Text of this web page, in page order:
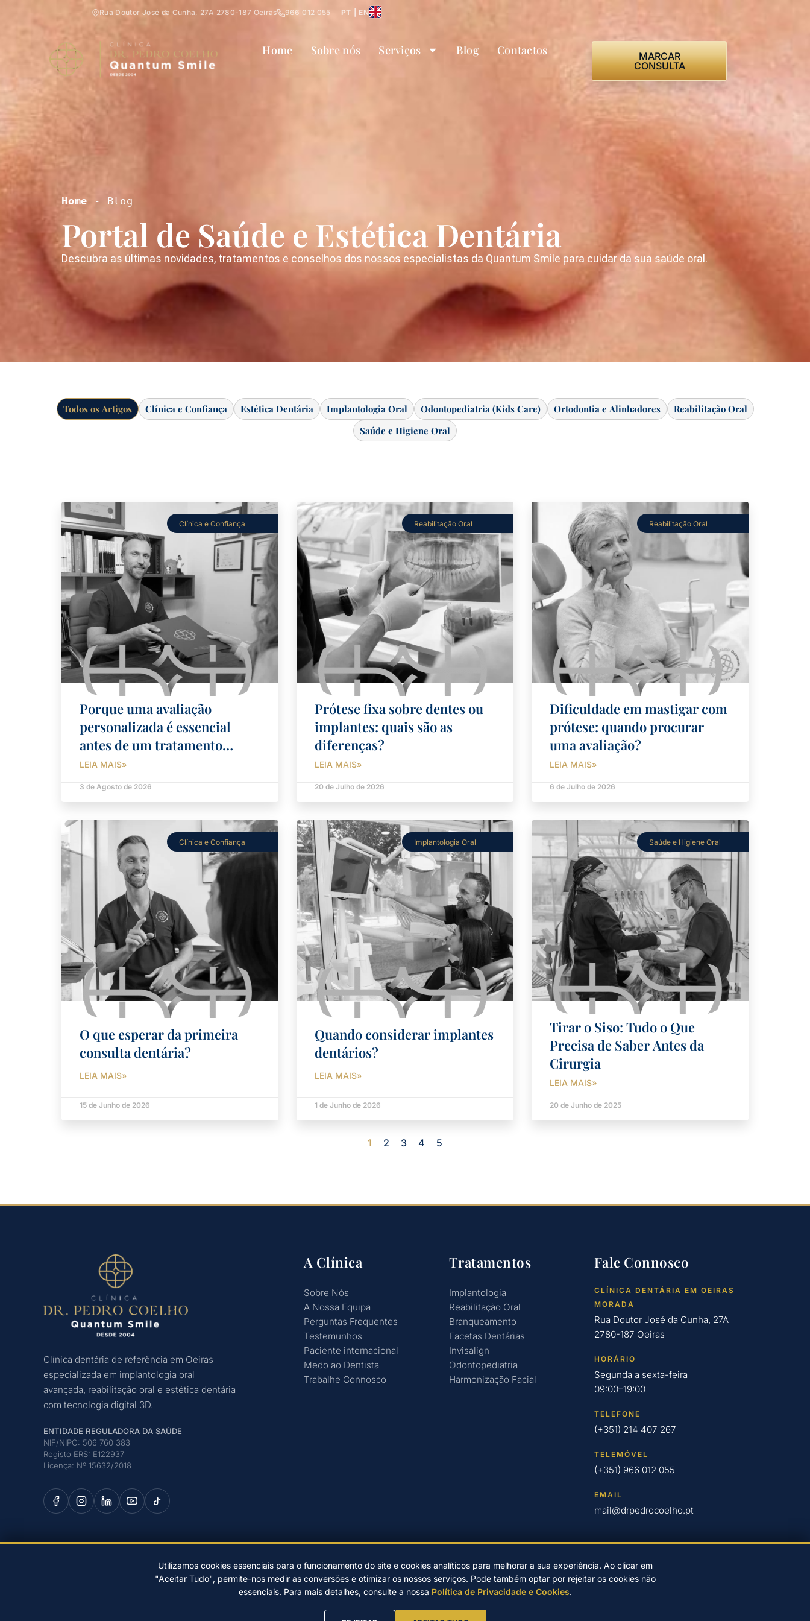
Rua Doutor José da Cunha, 27A 2780-187 Oeiras 966 012 055 PT | EN
Home Sobre nós Serviços Blog Contactos
MARCAR
CONSULTA
Home - Blog
Portal de Saúde e Estética Dentária
Descubra as últimas novidades, tratamentos e conselhos dos nossos especialistas da Quantum Smile para cuidar da sua saúde oral.
Clínica e Confiança Estética Dentária Implantologia Oral Odontopediatria (Kids Care) Ortodontia e Alinhadores
Reabilitação Oral
Saúde e Higiene Oral
Todos os Artigos
Clínica e Confiança
Porque uma avaliação
personalizada é essencial
antes de um tratamento
dentário complexo?
LEIA MAIS»
3 de Agosto de 2026
Reabilitação Oral
Prótese fixa sobre dentes ou
implantes: quais são as
diferenças?
LEIA MAIS»
20 de Julho de 2026
Reabilitação Oral
Dificuldade em mastigar com
prótese: quando procurar
uma avaliação?
LEIA MAIS»
6 de Julho de 2026
Clínica e Confiança
O que esperar da primeira
consulta dentária?
LEIA MAIS»
15 de Junho de 2026
Implantologia Oral
Quando considerar implantes
dentários?
LEIA MAIS»
1 de Junho de 2026
Saúde e Higiene Oral
Tirar o Siso: Tudo o Que
Precisa de Saber Antes da
Cirurgia
LEIA MAIS»
20 de Junho de 2025
1 2 3 4 5
Clínica dentária de referência em Oeiras
especializada em implantologia oral
avançada, reabilitação oral e estética dentária
com tecnologia digital 3D.
ENTIDADE REGULADORA DA SAÚDE
NIF/NIPC: 506 760 383
Registo ERS: E122937
Licença: Nº 15632/2018
A Clínica
Sobre Nós
A Nossa Equipa
Perguntas Frequentes
Testemunhos
Paciente internacional
Medo ao Dentista
Trabalhe Connosco
Tratamentos
Implantologia
Reabilitação Oral
Branqueamento
Facetas Dentárias
Invisalign
Odontopediatria
Harmonização Facial
Fale Connosco
CLÍNICA DENTÁRIA EM OEIRAS
MORADA
Rua Doutor José da Cunha, 27A
2780-187 Oeiras
HORÁRIO
Segunda a sexta-feira
09:00–19:00
TELEFONE
(+351) 214 407 267
TELEMÓVEL
(+351) 966 012 055
EMAIL
mail@drpedrocoelho.pt
© 2026 Clínica Dr. Pedro Coelho – Implantologia Oral em Oeiras desde 2004.|Desenvolvido porEwardSolution |Política de Privacidade|Resolução de litígios online
Utilizamos cookies essenciais para o funcionamento do site e cookies analíticos para melhorar a sua experiência. Ao clicar em
"Aceitar Tudo", permite-nos medir as conversões e otimizar os nossos serviços. Pode também optar por rejeitar os cookies não
essenciais. Para mais detalhes, consulte a nossa Política de Privacidade e Cookies.